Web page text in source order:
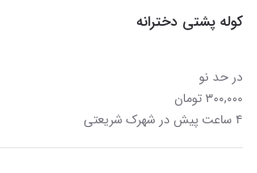
کوله پشتی دخترانه
در حد نو
۳۰۰,۰۰۰ تومان
۴ ساعت پیش در شهرک شریعتی